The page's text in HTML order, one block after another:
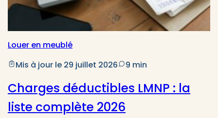
Louer en meublé
Mis à jour le 29 juillet 2026
9 min
Charges déductibles LMNP : la
liste complète 2026